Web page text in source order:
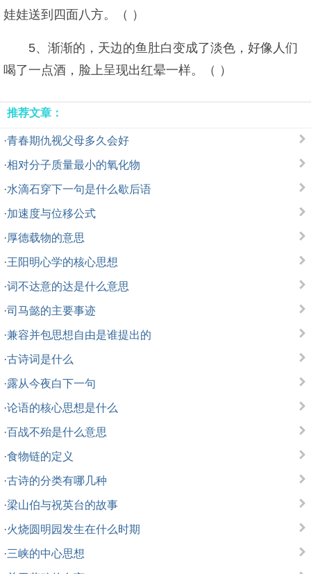
娃娃送到四面八方。（ ）
5、渐渐的，天边的鱼肚白变成了淡色，好像人们
喝了一点酒，脸上呈现出红晕一样。（ ）
推荐文章：
·青春期仇视父母多久会好
·相对分子质量最小的氧化物
·水滴石穿下一句是什么歇后语
·加速度与位移公式
·厚德载物的意思
·王阳明心学的核心思想
·词不达意的达是什么意思
·司马懿的主要事迹
·兼容并包思想自由是谁提出的
·古诗词是什么
·露从今夜白下一句
·论语的核心思想是什么
·百战不殆是什么意思
·食物链的定义
·古诗的分类有哪几种
·梁山伯与祝英台的故事
·火烧圆明园发生在什么时期
·三峡的中心思想